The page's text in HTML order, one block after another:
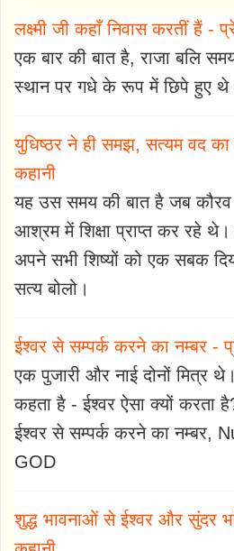
लक्ष्मी जी कहाँ निवास करतीं हैं -
एक बार की बात है, राजा बलि
स्थान पर गधे के रूप में छिपे हुए
युधिष्ठर ने ही समझ, सत्यम वद
कहानी
यह उस समय की बात है जब कौरव
आश्रम में शिक्षा प्राप्त कर रहे
अपने सभी शिष्यों को एक सबक
सत्य बोलो।
ईश्वर से सम्पर्क करने का नम्बर -
एक पुजारी और नाई दोनों मित्र
कहता है - ईश्वर ऐसा क्यों करता
ईश्वर से सम्पर्क करने का नम्बर,
GOD
शुद्ध भावनाओं से ईश्वर और सुंदर